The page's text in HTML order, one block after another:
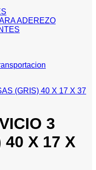
ADEREZO
3
40 X 17 X